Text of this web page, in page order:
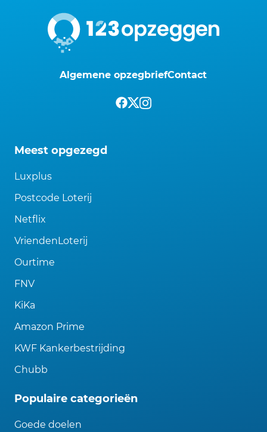
Algemene opzegbriefContact
Meest opgezegd
Luxplus
Postcode Loterij
Netflix
VriendenLoterij
Ourtime
FNV
KiKa
Amazon Prime
KWF Kankerbestrijding
Chubb
Populaire categorieën
Goede doelen